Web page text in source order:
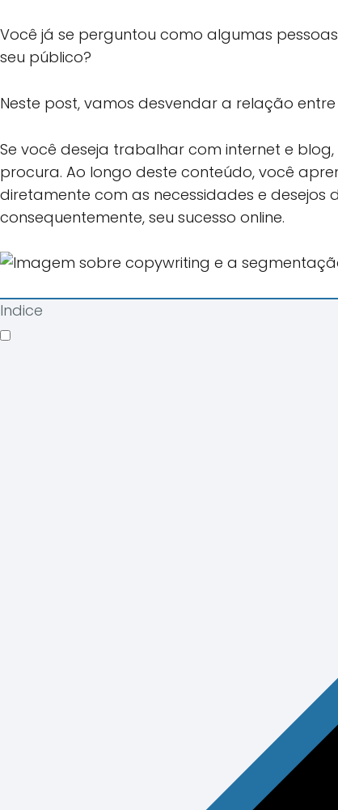
Você já se perguntou como algumas
seu público?
Neste post, vamos desvendar a relação
Se você deseja trabalhar com internet e
procura. Ao longo deste conteúdo, você
diretamente com as necessidades e desejos
consequentemente, seu sucesso online.
Indice